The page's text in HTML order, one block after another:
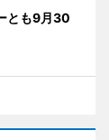
とも9月30